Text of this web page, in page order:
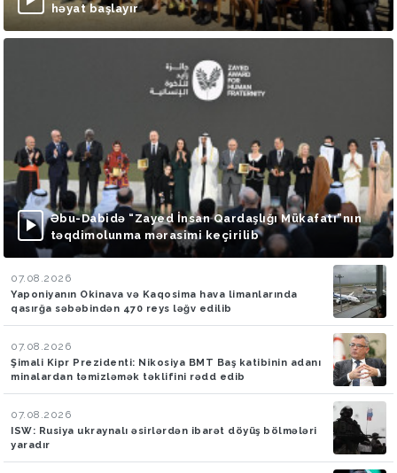
həyat başlayır
Əbu-Dabidə “Zayed İnsan Qardaşlığı Mükafatı”nın
təqdimolunma mərasimi keçirilib
07.08.2026
Yaponiyanın Okinava və Kaqosima hava limanlarında
qasırğa səbəbindən 470 reys ləğv edilib
07.08.2026
Şimali Kipr Prezidenti: Nikosiya BMT Baş katibinin adanı
minalardan təmizləmək təklifini rədd edib
07.08.2026
ISW: Rusiya ukraynalı əsirlərdən ibarət döyüş bölmələri
yaradır